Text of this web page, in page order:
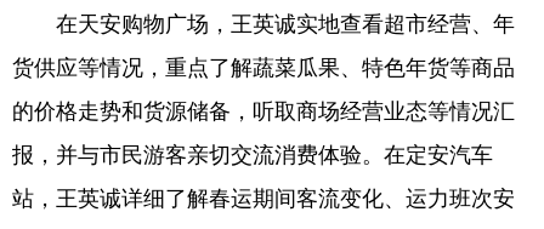
在天安购物广场，王英诚实地查看超市经营、年
货供应等情况，重点了解蔬菜瓜果、特色年货等商品
的价格走势和货源储备，听取商场经营业态等情况汇
报，并与市民游客亲切交流消费体验。在定安汽车
站，王英诚详细了解春运期间客流变化、运力班次安